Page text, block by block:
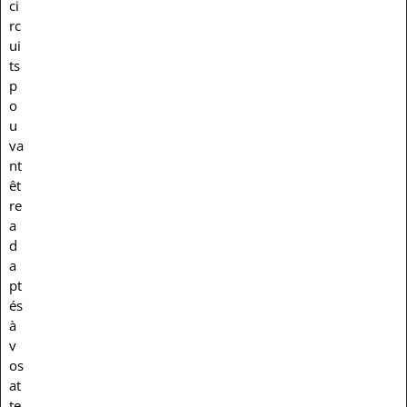
ci
rc
ui
ts
p
o
u
va
nt
êt
re
a
d
a
pt
és
à
v
os
at